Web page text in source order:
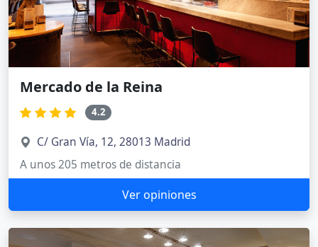
Mercado de la Reina
4.2
C/ Gran Vía, 12, 28013 Madrid
A unos 205 metros de distancia
Ver opiniones